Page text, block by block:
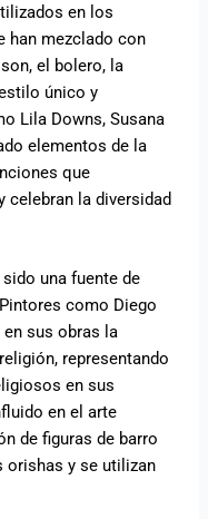
en los
han mezclado con
el bolero, la
único y
Lila Downs, Susana
elementos de la
que
celebran la diversidad
una fuente de
como Diego
en sus obras la
representando
en sus
en el arte
de figuras de barro
orishas y se utilizan